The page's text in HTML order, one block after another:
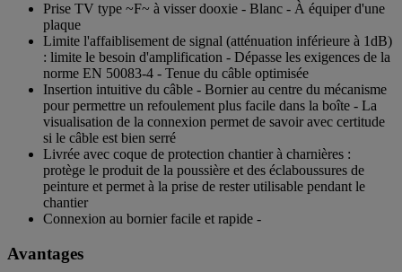
Prise TV type ~F~ à visser dooxie - Blanc - À équiper d'une
plaque
Limite l'affaiblisement de signal (atténuation inférieure à 1dB)
: limite le besoin d'amplification - Dépasse les exigences de la
norme EN 50083-4 - Tenue du câble optimisée
Insertion intuitive du câble - Bornier au centre du mécanisme
pour permettre un refoulement plus facile dans la boîte - La
visualisation de la connexion permet de savoir avec certitude
si le câble est bien serré
Livrée avec coque de protection chantier à charnières :
protège le produit de la poussière et des éclaboussures de
peinture et permet à la prise de rester utilisable pendant le
chantier
Connexion au bornier facile et rapide -
Avantages